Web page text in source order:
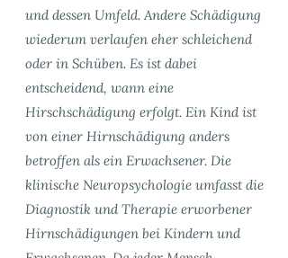
und dessen Umfeld. Andere Schädigung
wiederum verlaufen eher schleichend
oder in Schüben. Es ist dabei
entscheidend, wann eine
Hirschschädigung erfolgt. Ein Kind ist
von einer Hirnschädigung anders
betroffen als ein Erwachsener. Die
klinische Neuropsychologie umfasst die
Diagnostik und Therapie erworbener
Hirnschädigungen bei Kindern und